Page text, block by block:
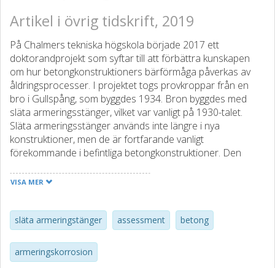
Artikel i övrig tidskrift, 2019
På Chalmers tekniska högskola började 2017 ett
doktorandprojekt som syftar till att förbättra kunskapen
om hur betongkonstruktioners bärförmåga påverkas av
åldringsprocesser. I projektet togs provkroppar från en
bro i Gullspång, som byggdes 1934. Bron byggdes med
släta armeringsstänger, vilket var vanligt på 1930-talet.
Släta armeringsstänger används inte längre i nya
konstruktioner, men de är fortfarande vanligt
förekommande i befintliga betongkonstruktioner. Den
armeringskorrosion, vilket var anledningen till att bron i
korrosionsskador fungerar är viktigt för att kunna bedöma
äldre konstruktioners bärförmåga och undvika rivning i
onödan. I den här artikeln sammanfattas projektets
viktigaste resultat.
VISA MER
släta armeringstänger assessment betong
armeringskorrosion